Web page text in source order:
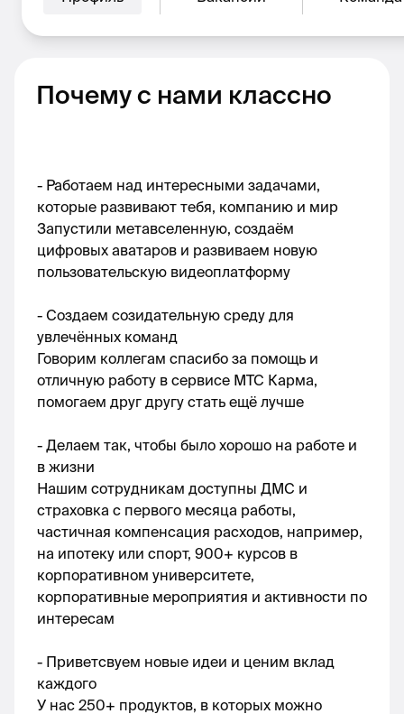
Почему с нами классно
- Работаем над интересными задачами,
которые развивают тебя, компанию и мир
Запустили метавселенную, создаём
цифровых аватаров и развиваем новую
пользовательскую видеоплатформу
- Создаем созидательную среду для
увлечённых команд
Говорим коллегам спасибо за помощь и
отличную работу в сервисе МТС Карма,
помогаем друг другу стать ещё лучше
- Делаем так, чтобы было хорошо на работе и
в жизни
Нашим сотрудникам доступны ДМС и
страховка с первого месяца работы,
частичная компенсация расходов, например,
на ипотеку или спорт, 900+ курсов в
корпоративном университете,
корпоративные мероприятия и активности по
интересам
- Приветсвуем новые идеи и ценим вклад
каждого
У нас 250+ продуктов, в которых можно